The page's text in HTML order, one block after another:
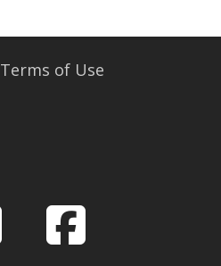
Terms of Use